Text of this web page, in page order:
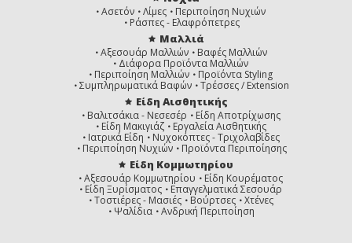
Ασετόν Λίμες
Περιποίηση Νυχιών
Ράσπες - Ελαφρόπετρες
Μαλλιά
Αξεσουάρ Μαλλιών
Βαφές Μαλλιών
Διάφορα Προϊόντα Μαλλιών
Περιποίηση Μαλλιών
Προϊόντα Styling
Συμπληρωματικά Βαφών
Τρέσσες / Extension
Είδη Αισθητικής
Βαλιτσάκια - Νεσεσέρ
Είδη Αποτρίχωσης
Είδη Μακιγιάζ
Εργαλεία Αισθητικής
Ιατρικά Είδη
Νυχοκόπτες - Τριχολαβίδες
Περιποίηση Νυχιών
Προϊόντα Περιποίησης
Είδη Κομμωτηρίου
Αξεσουάρ Κομμωτηρίου
Είδη Κουρέματος
Είδη Ξυρίσματος
Επαγγελματικά Σεσουάρ
Τοστιέρες - Μασιές
Βούρτσες
Χτένες
Ψαλίδια
Ανδρική Περιποίηση